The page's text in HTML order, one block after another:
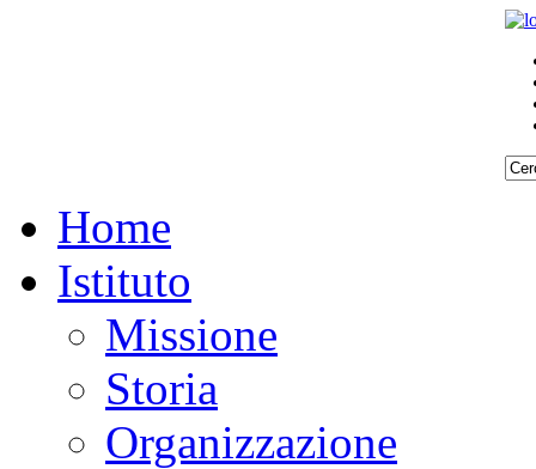
Home
Istituto
Missione
Storia
Organizzazione